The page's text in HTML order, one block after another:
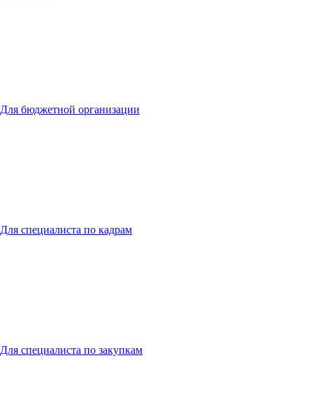
Для бюджетной организации
Для специалиста по кадрам
Для специалиста по закупкам